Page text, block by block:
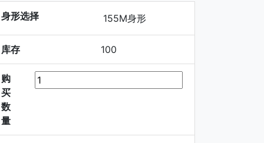
身形选择 155M身形
库存 100
购
买
数
量